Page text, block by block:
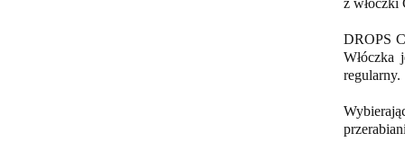
z włóczki
DROPS
Włóczka
regularny.